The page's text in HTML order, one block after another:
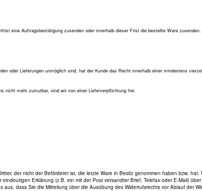
eine Auftragsbestätigung zusenden oder innerhalb dieser Frist die bestellte Ware zusenden.
oder Lieferungen unmöglich sind, hat der Kunde das Recht innerhalb einer mindestens
nicht mehr zumutbar, sind wir von einer Lieferverpflichtung frei.
der nicht der Beförderer ist, die letzte Ware in Besitz genommen haben bzw. hat.
Erklärung (z.B. ein mit der Post versandter Brief, Telefax oder E-Mail)
dass Sie die Mitteilung über die Ausübung des Widerrufsrechts vor Ablauf der